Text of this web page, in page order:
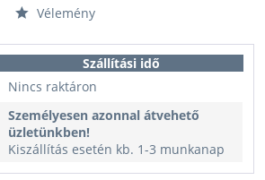
Vélemény
Szállítási idő
Nincs raktáron
Személyesen azonnal átvehető
üzletünkben!
Kiszállítás esetén kb. 1-3 munkanap